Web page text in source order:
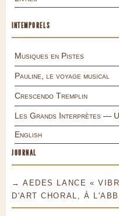
INTEMPORELS
Musiques en Pistes
Pauline, le voyage musical
Crescendo Tremplin
Les Grands Interprètes —
English
JOURNAL
→ AEDES LANCE «
D'ART CHORAL, À